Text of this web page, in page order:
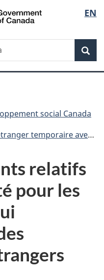
de
la
EN
social Canada
évaluation d'impact sur le marché du travail
relatifs
pour les